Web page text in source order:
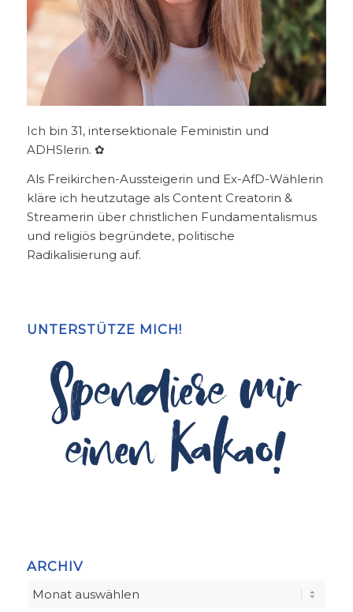
Ich bin 31, intersektionale Feministin und
ADHSlerin. ✿
Als Freikirchen-Aussteigerin und Ex-AfD-Wählerin
kläre ich heutzutage als Content Creatorin &
Streamerin über christlichen Fundamentalismus
und religiös begründete, politische
Radikalisierung auf.
UNTERSTÜTZE MICH!
ARCHIV